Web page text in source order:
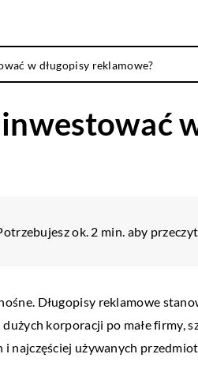
w długopisy reklamowe?
ok. 2 min. aby
Długopisy reklamowe
korporacji po małe firmy,
najczęściej używanych
do wysyłki za